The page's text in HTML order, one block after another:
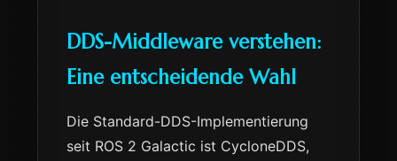
DDS-Middleware verstehen:
Eine entscheidende Wahl
Die Standard-DDS-Implementierung
seit ROS 2 Galactic ist CycloneDDS,